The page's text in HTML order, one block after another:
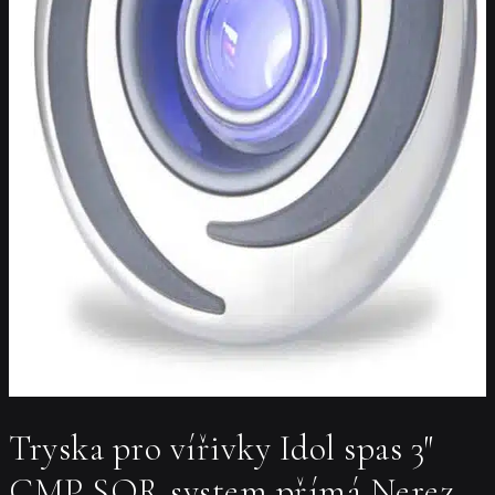
Tryska pro vířivky Idol spas 3″